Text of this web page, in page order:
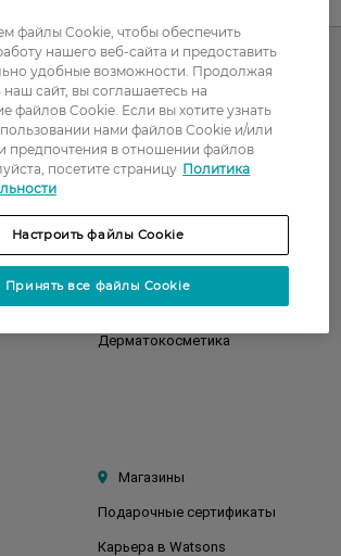
Мужчинам
Здоровье
Тело
Детям
Волосы
Дерматокосметика
Магазины
Подарочные сертификаты
Карьера в Watsons
файлы Cookie, чтобы обеспечить
нашего веб-сайта и предоставить
удобные возможности. Продолжая
наш сайт, вы соглашаетесь на
файлов Cookie. Если вы хотите узнать
нами файлов Cookie и/или
предпочтения в отношении файлов
посетите страницу Политика
Настроить файлы Cookie
Принять все файлы Cookie